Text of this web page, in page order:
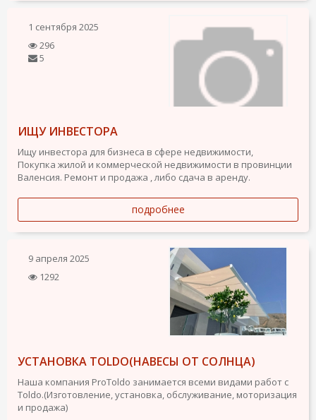
1 сентября 2025
296
5
ИЩУ ИНВЕСТОРА
Ищу инвестора для бизнеса в сфере недвижимости,
Покупка жилой и коммерческой недвижимости в провинции
Валенсия. Ремонт и продажа , либо сдача в аренду.
подробнее
9 апреля 2025
1292
УСТАНОВКА TOLDO(НАВЕСЫ ОТ СОЛНЦА)
Наша компания ProToldo занимается всеми видами работ с
Toldo.(Изготовление, установка, обслуживание, моторизация
и продажа)